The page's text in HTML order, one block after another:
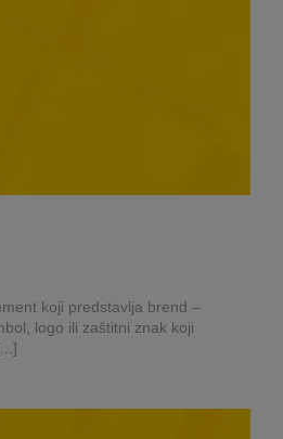
koji predstavlja brend –
logo ili zaštitni znak koji